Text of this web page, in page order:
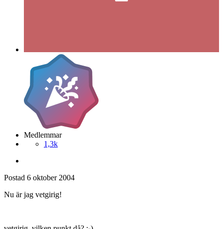
Medlemmar
1,3k
Postad 6 oktober 2004
Nu är jag vetgirig!